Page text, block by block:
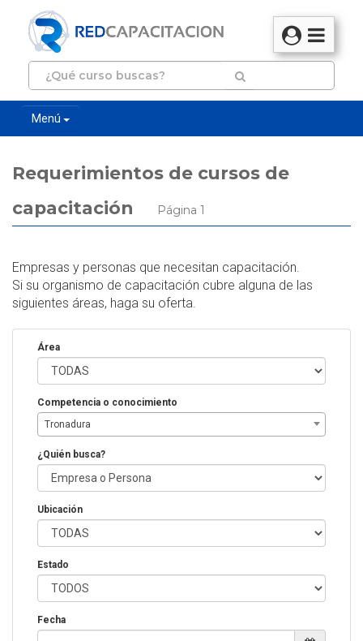
Menú
Requerimientos de cursos de
capacitación
Página 1
Empresas y personas que necesitan capacitación.
Si su organismo de capacitación cubre alguna de las
siguientes áreas, haga su oferta.
Área
Competencia o conocimiento
Tronadura
¿Quién busca?
Ubicación
Estado
Fecha